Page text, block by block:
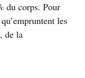
du corps. Pour
les
de la